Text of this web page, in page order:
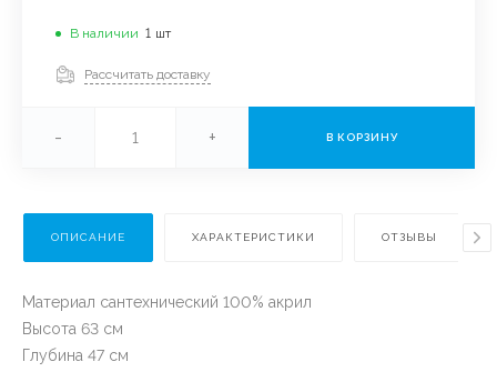
В наличии 1 шт
Рассчитать доставку
- + В КОРЗИНУ
ОПИСАНИЕ ХАРАКТЕРИСТИКИ ОТЗЫВЫ
Материал сантехнический 100% акрил
Высота 63 см
Глубина 47 см